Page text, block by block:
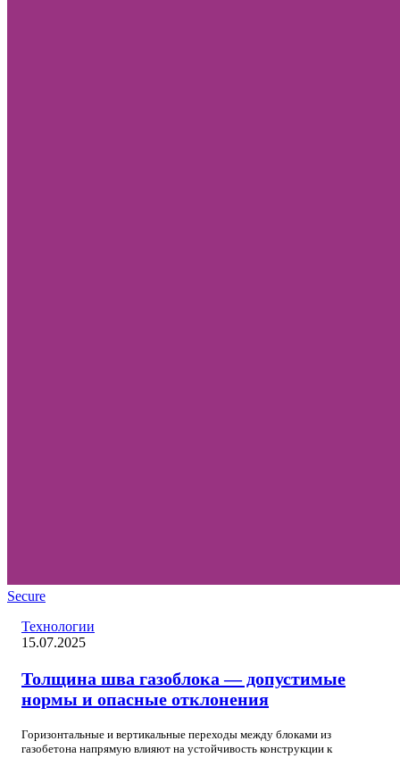
Secure
Технологии
15.07.2025
Толщина шва газоблока — допустимые
нормы и опасные отклонения
Горизонтальные и вертикальные переходы между блоками из
газобетона напрямую влияют на устойчивость конструкции к